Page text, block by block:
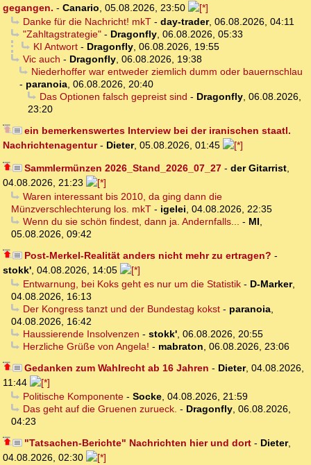
gegangen. - Canario, 05.08.2026, 23:50
Danke für die Nachricht! mkT- day-trader, 06.08.2026, 04:11
"Zahltagstrategie"- Dragonfly, 06.08.2026, 05:33
KI Antwort- Dragonfly, 06.08.2026, 19:55
Vic auch - Dragonfly, 06.08.2026, 19:38
Niederhoffer war entweder ziemlich dumm oder bauernschlau
- paranoia, 06.08.2026, 20:40
Das Optionen falsch gepreist sind - Dragonfly, 06.08.2026,
23:20
ein bemerkenswertes Interview bei der iranischen staatl.
Nachrichtenagentur- Dieter, 05.08.2026, 01:45
Sammlermünzen 2026_Stand_2026_07_27- der Gitarrist,
04.08.2026, 21:23
Waren interessant bis 2010, da ging dann die
Münzverschlechterung los. mkT - igelei, 04.08.2026, 22:35
Wenn du sie schön findest, dann ja. Andernfalls... - MI,
05.08.2026, 09:42
Post-Merkel-Realität anders nicht mehr zu ertragen? -
stokk', 04.08.2026, 14:05
Entwarnung, bei Koks geht es nur um die Statistik- D-Marker,
04.08.2026, 16:13
Der Kongress tanzt und der Bundestag kokst- paranoia,
04.08.2026, 16:42
Haussierende Insolvenzen - stokk', 06.08.2026, 20:55
Herzliche Grüße von Angela! - mabraton, 06.08.2026, 23:06
Gedanken zum Wahlrecht ab 16 Jahren - Dieter, 04.08.2026,
11:44
Politische Komponente- Socke, 04.08.2026, 21:59
Das geht auf die Gruenen zurueck. - Dragonfly, 06.08.2026,
04:23
"Tatsachen-Berichte" Nachrichten hier und dort- Dieter,
04.08.2026, 02:30